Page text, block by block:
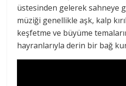
üstesinden gelerek sahneye
müziği genellikle aşk, kalp
keşfetme ve büyüme
hayranlarıyla derin bir bağ